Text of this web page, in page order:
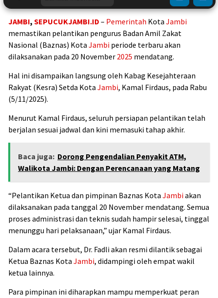
JAMBI, SEPUCUKJAMBI.ID – Pemerintah Kota Jambi
memastikan pelantikan pengurus Badan Amil Zakat
Nasional (Baznas) Kota Jambi periode terbaru akan
dilaksanakan pada 20 November 2025 mendatang.
Hal ini disampaikan langsung oleh Kabag Kesejahteraan
Rakyat (Kesra) Setda Kota Jambi, Kamal Firdaus, pada Rabu
(5/11/2025).
Menurut Kamal Firdaus, seluruh persiapan pelantikan telah
berjalan sesuai jadwal dan kini memasuki tahap akhir.
Baca juga: Dorong Pengendalian Penyakit ATM,
Walikota Jambi: Dengan Perencanaan yang Matang
“Pelantikan Ketua dan pimpinan Baznas Kota Jambiakan
dilaksanakan pada tanggal 20 November mendatang. Semua
proses administrasi dan teknis sudah hampir selesai, tinggal
menunggu hari pelaksanaan,” ujar Kamal Firdaus.
Dalam acara tersebut, Dr. Fadli akan resmi dilantik sebagai
Ketua Baznas Kota Jambi, didampingi oleh empat wakil
ketua lainnya.
Para pimpinan ini diharapkan mampu memperkuat peran